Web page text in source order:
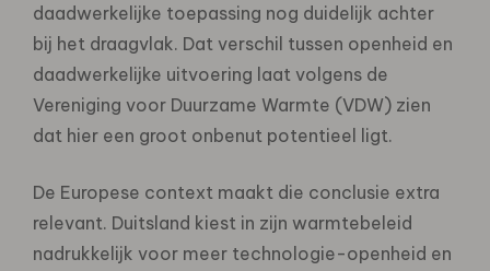
daadwerkelijke toepassing nog duidelijk achter
bij het draagvlak. Dat verschil tussen openheid en
daadwerkelijke uitvoering laat volgens de
Vereniging voor Duurzame Warmte (VDW) zien
dat hier een groot onbenut potentieel ligt.
De Europese context maakt die conclusie extra
relevant. Duitsland kiest in zijn warmtebeleid
nadrukkelijk voor meer technologie-openheid en